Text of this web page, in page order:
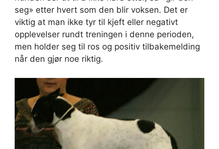
seg» etter hvert som den blir voksen. Det er
viktig at man ikke tyr til kjeft eller negativt
opplevelser rundt treningen i denne perioden,
men holder seg til ros og positiv tilbakemelding
når den gjør noe riktig.